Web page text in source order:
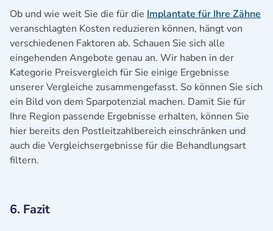
Ob und wie weit Sie die für die Implantate für Ihre Zähne
veranschlagten Kosten reduzieren können, hängt von
verschiedenen Faktoren ab. Schauen Sie sich alle
eingehenden Angebote genau an. Wir haben in der
Kategorie Preisvergleich für Sie einige Ergebnisse
unserer Vergleiche zusammengefasst. So können Sie sich
ein Bild von dem Sparpotenzial machen. Damit Sie für
Ihre Region passende Ergebnisse erhalten, können Sie
hier bereits den Postleitzahlbereich einschränken und
auch die Vergleichsergebnisse für die Behandlungsart
filtern.
6. Fazit